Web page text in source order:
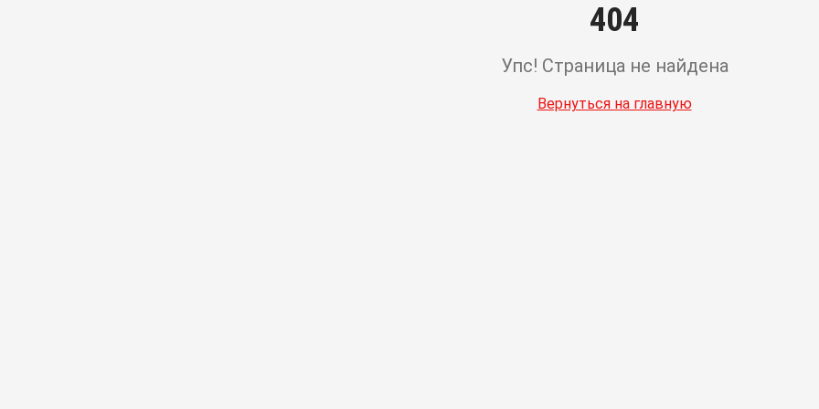
404
Упс! Страница не найдена
Вернуться на главную